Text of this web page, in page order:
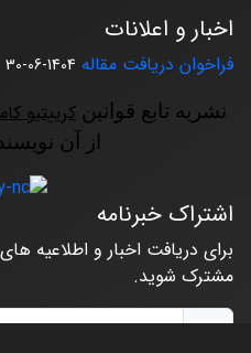
اخبار و اعلانات
فراخوان دریافت مقاله 1404-06-30
نشریه تابع قوانین کرییتیو
از آن
اشتراک خبرنامه
برای دریافت اخبار و اطلاعیه
مشترک شوید.